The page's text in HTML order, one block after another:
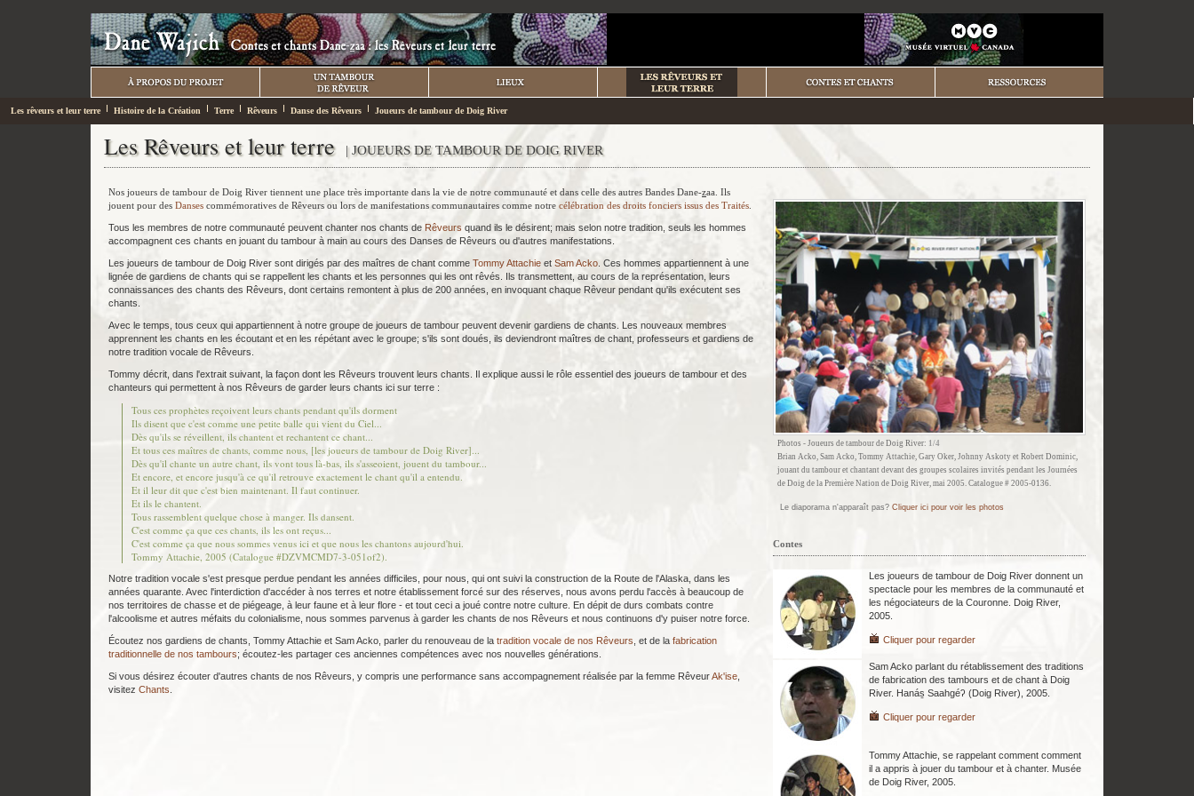
Les rêveurs et leur terre Histoire de la Création Terre Rêveurs Danse des Rêveurs Joueurs de tambour de Doig River
Les Rêveurs et leur terre | JOUEURS DE TAMBOUR DE DOIG RIVER
Nos joueurs de tambour de Doig River tiennent une place très importante dans la vie de notre communauté et dans celle des autres Bandes Dane-zaa. Ils
jouent pour des Danses commémoratives de Rêveurs ou lors de manifestations communautaires comme notre célébration des droits fonciers issus des Traités
Tous les membres de notre communauté peuvent chanter nos chants de Rêveurs quand ils le désirent; mais selon notre tradition, seuls les hommes
accompagnent ces chants en jouant du tambour à main au cours des Danses de Rêveurs ou d'autres manifestations.
Les joueurs de tambour de Doig River sont dirigés par des maîtres de chant comme Tommy Attachie et Sam Acko . Ces hommes appartiennent à une
lignée de gardiens de chants qui se rappellent les chants et les personnes qui les ont rêvés. Ils transmettent, au cours de la représentation, leurs
connaissances des chants des Rêveurs, dont certains remontent à plus de 200 années, en invoquant chaque Rêveur pendant qu'ils exécutent ses
chants.
Avec le temps, tous ceux qui appartiennent à notre groupe de joueurs de tambour peuvent devenir gardiens de chants. Les nouveaux membres
apprennent les chants en les écoutant et en les répétant avec le groupe; s'ils sont doués, ils deviendront maîtres de chant, professeurs et gardiens de
notre tradition vocale de Rêveurs.
Tommy décrit, dans l'extrait suivant, la façon dont les Rêveurs trouvent leurs chants. Il explique aussi le rôle essentiel des joueurs de tambour et des
chanteurs qui permettent à nos Rêveurs de garder leurs chants ici sur terre :
Tous ces prophètes reçoivent leurs chants pendant qu'ils dorment
Ils disent que c'est comme une petite balle qui vient du Ciel...
Dès qu'ils se réveillent, ils chantent et rechantent ce chant...
Et tous ces maîtres de chants, comme nous, [les joueurs de tambour de Doig River]...
Dès qu'il chante un autre chant, ils vont tous là-bas, ils s'asseoient, jouent du tambour...
Et encore, et encore jusqu'à ce qu'il retrouve exactement le chant qu'il a entendu.
Et il leur dit que c'est bien maintenant. Il faut continuer.
Et ils le chantent.
Tous rassemblent quelque chose à manger. Ils dansent.
C'est comme ça que ces chants, ils les ont reçus...
C'est comme ça que nous sommes venus ici et que nous les chantons aujourd'hui.
Tommy Attachie, 2005 (Catalogue #DZVMCMD7-3-051of2).
Notre tradition vocale s'est presque perdue pendant les années difficiles, pour nous, qui ont suivi la construction de la Route de l'Alaska, dans les
années quarante. Avec l'interdiction d'accéder à nos terres et notre établissement forcé sur des réserves, nous avons perdu l'accès à beaucoup de
nos territoires de chasse et de piégeage, à leur faune et à leur flore - et tout ceci a joué contre notre culture. En dépit de durs combats contre
l'alcoolisme et autres méfaits du colonialisme, nous sommes parvenus à garder les chants de nos Rêveurs et nous continuons d'y puiser notre force.
Écoutez nos gardiens de chants, Tommy Attachie et Sam Acko, parler du renouveau de la tradition vocale de nos Rêveurs , et de la fabrication
traditionnelle de nos tambours; écoutez-les partager ces anciennes compétences avec nos nouvelles générations.
Si vous désirez écouter d'autres chants de nos Rêveurs, y compris une performance sans accompagnement réalisée par la femme RêveurAk'ise
visitez Chants
Photos - Joueurs de tambour de Doig River: 1/4
Brian Acko, Sam Acko, Tommy Attachie, Gary Oker, Johnny Askoty et Robert Dominic,
jouant du tambour et chantant devant des groupes scolaires invités pendant les Journées
de Doig de la Première Nation de Doig River, mai 2005. Catalogue # 2005-0136.
Le diaporama n'apparaît pas? Cliquer ici pour voir les photos
Contes
Les joueurs de tambour de Doig River donnent un
spectacle pour les membres de la communauté et
les négociateurs de la Couronne. Doig River,
2005.
Cliquer pour regarder
Sam Acko parlant du rétablissement des traditions
de fabrication des tambours et de chant à Doig
River. Hanás̱ Saahgéʔ (Doig River), 2005.
Cliquer pour regarder
Tommy Attachie, se rappelant comment comment
il a appris à jouer du tambour et à chanter. Musée
de Doig River, 2005.